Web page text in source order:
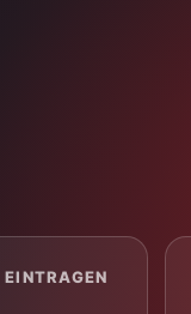
EINTRAGEN